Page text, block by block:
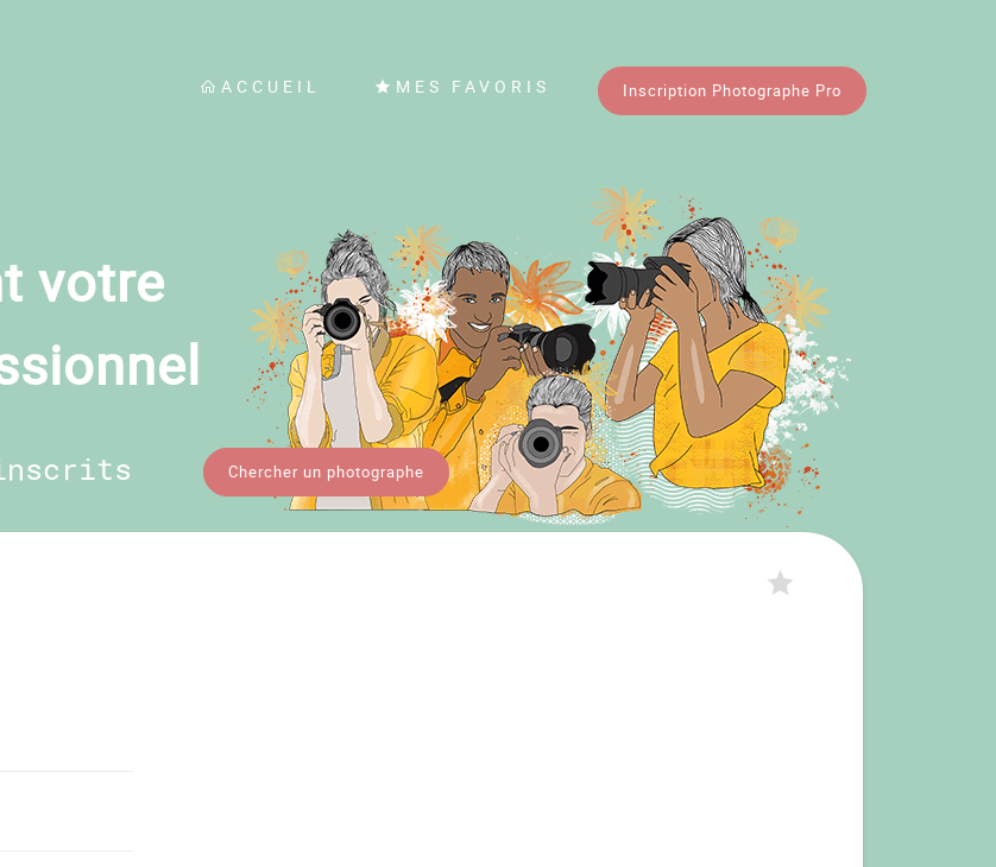
ACCUEIL MES FAVORIS Inscription Photographe Pro
votre
inscrits Chercher un photographe